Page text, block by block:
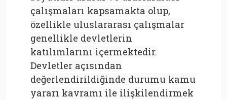
çalışmaları kapsamakta olup,
özellikle uluslararası çalışmalar
genellikle devletlerin
katılımlarını içermektedir.
Devletler açısından
değerlendirildiğinde durumu kamu
yararı kavramı ile ilişkilendirmek